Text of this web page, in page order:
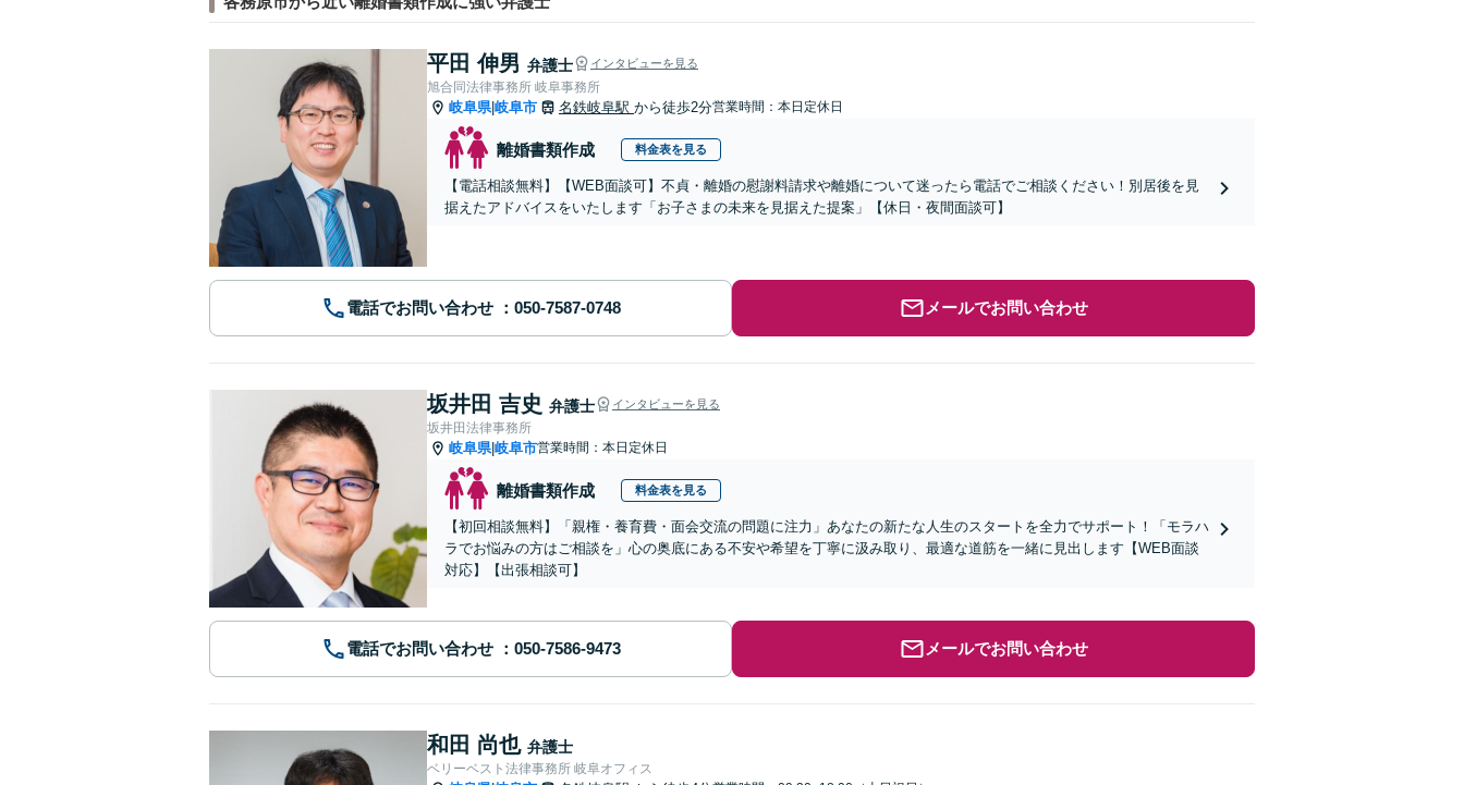
平田 伸男 弁護士 インタビューを見る
旭合同法律事務所 岐阜事務所
岐阜県|岐阜市 名鉄岐阜駅 から徒歩2分営業時間：本日定休日
離婚書類作成 料金表を見る
【電話相談無料】【WEB面談可】不貞・離婚の慰謝料請求や離婚について迷ったら電話でご相談ください！別居後を見
据えたアドバイスをいたします「お子さまの未来を見据えた提案」【休日・夜間面談可】
電話でお問い合わせ メールでお問い合わせ
坂井田 吉史 弁護士 インタビューを見る
坂井田法律事務所
岐阜県|岐阜市営業時間：本日定休日
離婚書類作成 料金表を見る
【初回相談無料】「親権・養育費・面会交流の問題に注力」あなたの新たな人生のスタートを全力でサポート！「モラハ
ラでお悩みの方はご相談を」心の奥底にある不安や希望を丁寧に汲み取り、最適な道筋を一緒に見出します【WEB面談
対応】【出張相談可】
電話でお問い合わせ メールでお問い合わせ
和田 尚也 弁護士
ベリーベスト法律事務所 岐阜オフィス